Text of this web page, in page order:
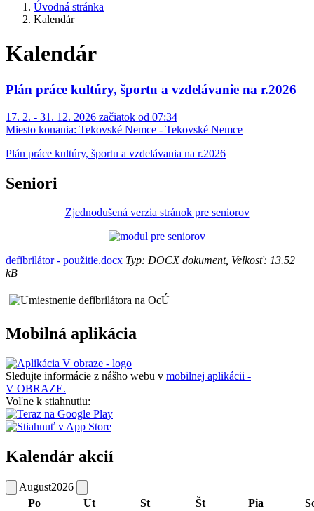
Úvodná stránka
Kalendár
Kalendár
Plán práce kultúry, športu a vzdelávanie na r.2026
17. 2. - 31. 12. 2026 začiatok od 07:34
Miesto konania: Tekovské Nemce - Tekovské Nemce
Plán práce kultúry, športu a vzdelávania na r.2026
Seniori
Zjednodušená verzia stránok pre seniorov
defibrilátor - použitie.docx Typ: DOCX dokument, Velkosť: 13.52
kB
Mobilná aplikácia
Sledujte informácie z nášho webu v mobilnej aplikácii -
V OBRAZE.
Voľne k stiahnutiu:
Kalendár akcií
August2026
Po
Ut St Št Pia